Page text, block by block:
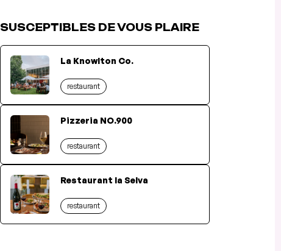
SUSCEPTIBLES DE VOUS PLAIRE
La Knowlton Co.
restaurant
Pizzeria NO.900
restaurant
Restaurant la Selva
restaurant